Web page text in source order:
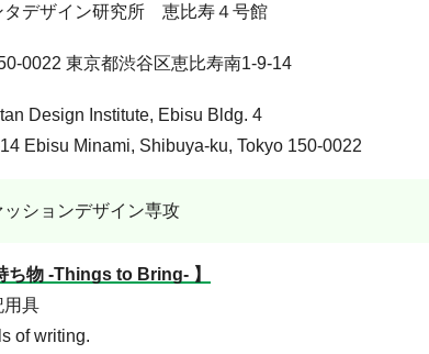
タデザイン研究所 恵比寿４号館
0022 東京都渋谷区恵比寿南1-9-14
Design Institute, Ebisu Bldg. 4
Ebisu Minami, Shibuya-ku, Tokyo 150-0022
ッションデザイン専攻
ち物 -Things to Bring- 】
用具
of writing.